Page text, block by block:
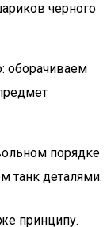
черного
оборачиваем
порядке
танк деталями.
принципу.